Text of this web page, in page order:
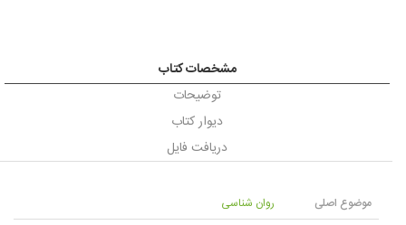
مشخصات کتاب
توضیحات
دیوار کتاب
دریافت فایل
موضوع اصلی
روان شناسی